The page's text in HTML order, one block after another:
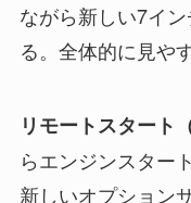
ながら新しい7イ
る。全体的に見や
リモートスタート
らエンジンスター
新しいオプション